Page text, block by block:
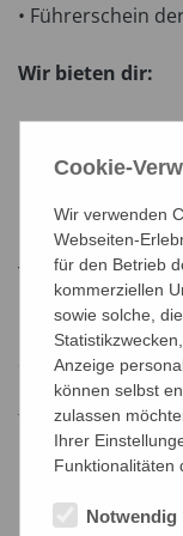
• Führerschein
Wir bieten dir:
• Je nach
brutto/Monat
. Es besteht die
•
• Ein
Teamarbeit und
• Mitarbeiter
Sende uns jetzt
freuen uns schon
Maro GmbH,
Cookie-
Wir verwenden
Webseiten-
für den Betrieb
kommerziellen
sowie solche,
Anzeige
können selbst
zulassen
Ihrer
Funktionalitäten
Notwendig